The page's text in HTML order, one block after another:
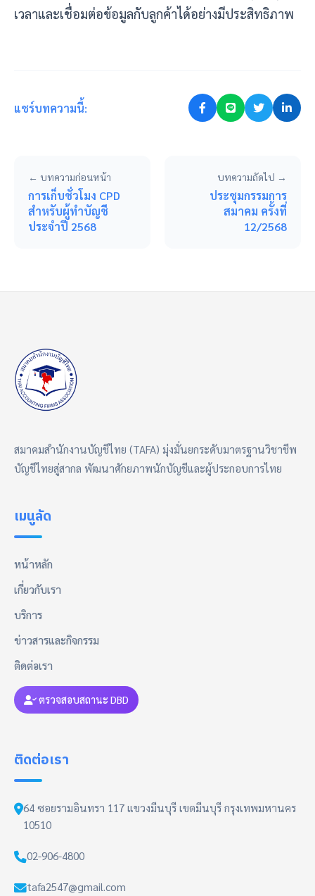
เวลาและเชื่อมต่อข้อมูลกับลูกค้าได้อย่างมีประสิทธิภาพ
แชร์บทความนี้:
← บทความก่อนหน้า
การเก็บชั่วโมง CPD
สำหรับผู้ทำบัญชี
ประจำปี 2568
บทความถัดไป →
ประชุมกรรมการ
สมาคม ครั้งที่
12/2568
สมาคมสำนักงานบัญชีไทย (TAFA) มุ่งมั่นยกระดับมาตรฐานวิชาชีพ
บัญชีไทยสู่สากล พัฒนาศักยภาพนักบัญชีและผู้ประกอบการไทย
เมนูลัด
หน้าหลัก
เกี่ยวกับเรา
บริการ
ข่าวสารและกิจกรรม
ติดต่อเรา
ตรวจสอบสถานะ DBD
ติดต่อเรา
64 ซอยรามอินทรา 117 แขวงมีนบุรี เขตมีนบุรี กรุงเทพมหานคร
10510
02-906-4800
tafa2547@gmail.com